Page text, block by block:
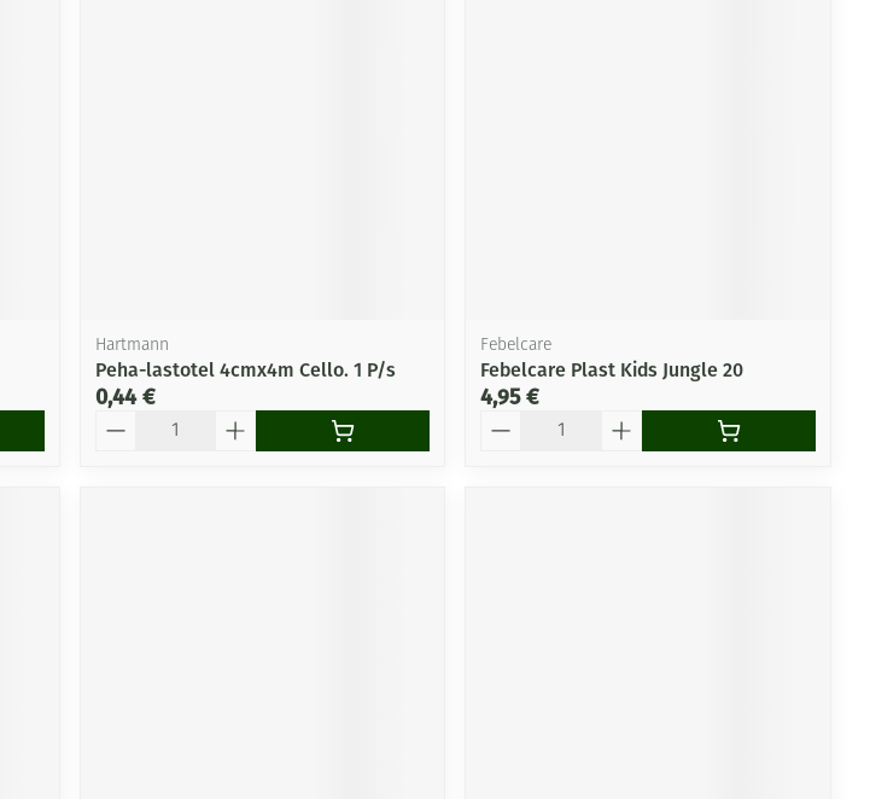
Hartmann
Peha-lastotel 4cmx4m Cello. 1 P/s
0,44 €
Febelcare
Febelcare Plast Kids Jungle 20
4,95 €